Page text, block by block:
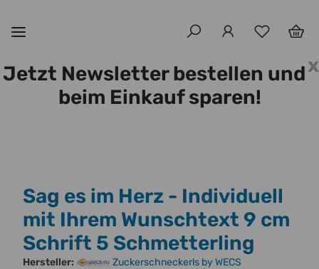
x
Jetzt Newsletter bestellen und
beim Einkauf sparen!
Sag es im Herz - Individuell
mit Ihrem Wunschtext 9 cm
Schrift 5 Schmetterling
Hersteller:
Zuckerschneckerls by WECS